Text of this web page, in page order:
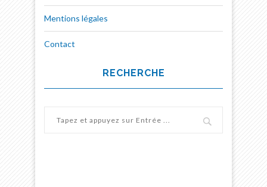
Mentions légales
Contact
RECHERCHE